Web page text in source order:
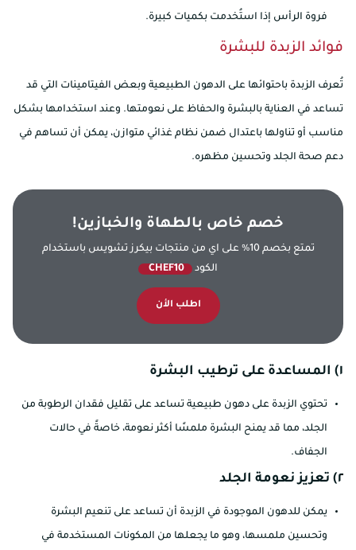
فروة الرأس إذا استُخدمت بكميات كبيرة.
فوائد الزبدة للبشرة
تُعرف الزبدة باحتوائها على الدهون الطبيعية وبعض الفيتامينات التي قد
تساعد في العناية بالبشرة والحفاظ على نعومتها. وعند استخدامها بشكل
مناسب أو تناولها باعتدال ضمن نظام غذائي متوازن، يمكن أن تساهم في
دعم صحة الجلد وتحسين مظهره.
خصم خاص بالطهاة والخبازين!
تمتع بخصم 10% على اي من منتجات بيكرز تشويس باستخدام
الكود
CHEF10
اطلب الأن
تحتوي الزبدة على دهون طبيعية تساعد على تقليل فقدان الرطوبة من
الجلد، مما قد يمنح البشرة ملمسًا أكثر نعومة، خاصةً في حالات
الجفاف.
يمكن للدهون الموجودة في الزبدة أن تساعد على تنعيم البشرة
وتحسين ملمسها، وهو ما يجعلها من المكونات المستخدمة في